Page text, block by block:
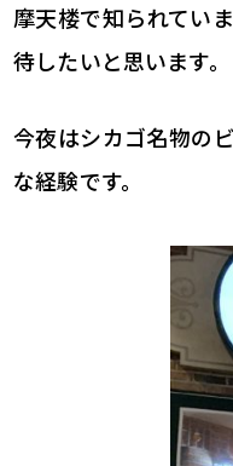
摩天楼で知られてい
待したいと思います。
今夜はシカゴ名物の
な経験です。